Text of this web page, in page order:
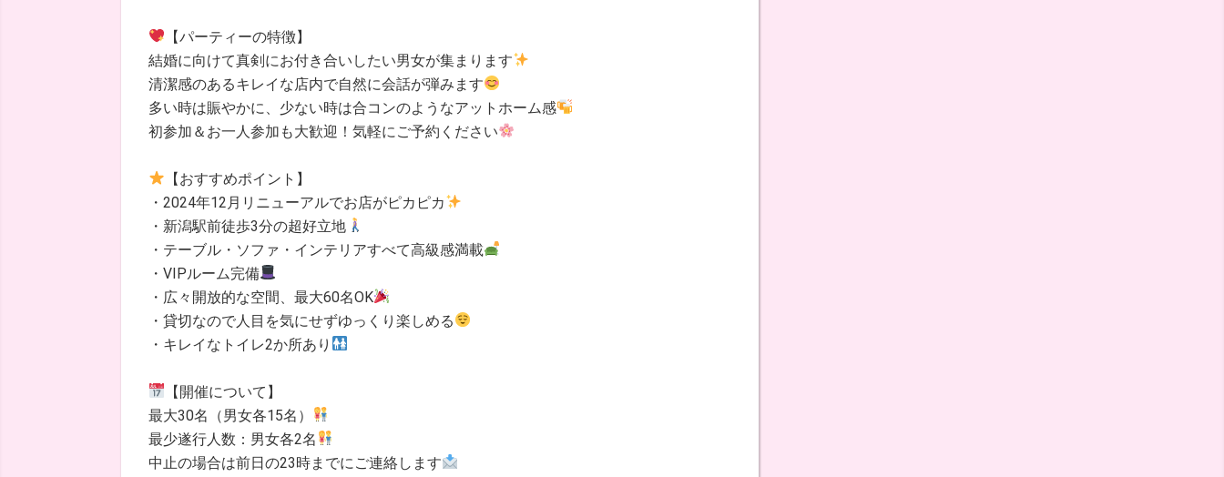
【パーティーの特徴】
結婚に向けて真剣にお付き合いしたい男女が集まります
清潔感のあるキレイな店内で自然に会話が弾みます
多い時は賑やかに、少ない時は合コンのようなアットホーム感
初参加＆お一人参加も大歓迎！気軽にご予約ください
【おすすめポイント】
・2024年12月リニューアルでお店がピカピカ
・新潟駅前徒歩3分の超好立地
・テーブル・ソファ・インテリアすべて高級感満載
・VIPルーム完備
・広々開放的な空間、最大60名OK
・貸切なので人目を気にせずゆっくり楽しめる
・キレイなトイレ2か所あり
【開催について】
最大30名（男女各15名）
最少遂行人数：男女各2名
中止の場合は前日の23時までにご連絡します